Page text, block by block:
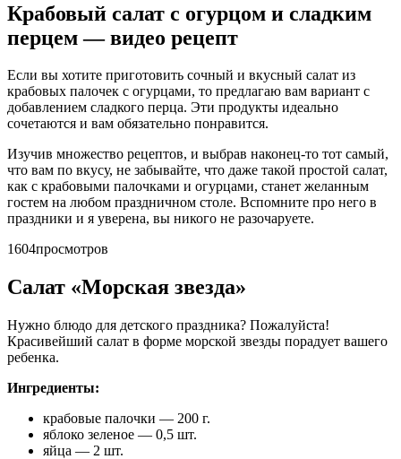
Крабовый салат с огурцом и сладким
перцем — видео рецепт
Если вы хотите приготовить сочный и вкусный салат из
крабовых палочек с огурцами, то предлагаю вам вариант с
добавлением сладкого перца. Эти продукты идеально
сочетаются и вам обязательно понравится.
Изучив множество рецептов, и выбрав наконец-то тот самый,
что вам по вкусу, не забывайте, что даже такой простой салат,
как с крабовыми палочками и огурцами, станет желанным
гостем на любом праздничном столе. Вспомните про него в
праздники и я уверена, вы никого не разочаруете.
1604просмотров
Салат «Морская звезда»
Нужно блюдо для детского праздника? Пожалуйста!
Красивейший салат в форме морской звезды порадует вашего
ребенка.
Ингредиенты:
крабовые палочки — 200 г.
яблоко зеленое — 0,5 шт.
яйца — 2 шт.